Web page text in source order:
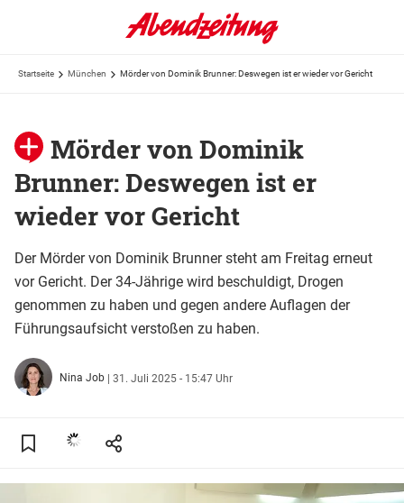
Startseite München Mörder von Dominik Brunner: Deswegen ist er wieder vor Gericht
Mörder von Dominik
Brunner: Deswegen ist er
wieder vor Gericht
Der Mörder von Dominik Brunner steht am Freitag erneut
vor Gericht. Der 34-Jährige wird beschuldigt, Drogen
genommen zu haben und gegen andere Auflagen der
Führungsaufsicht verstoßen zu haben.
Nina Job | 31. Juli 2025 - 15:47 Uhr